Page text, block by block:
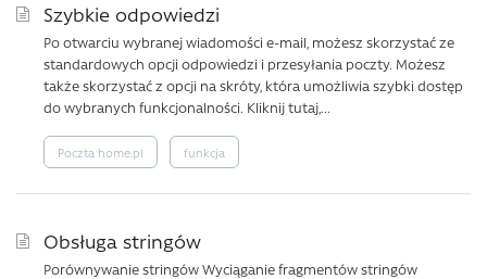
Szybkie odpowiedzi
Po otwarciu wybranej wiadomości e-mail, możesz skorzystać ze
standardowych opcji odpowiedzi i przesyłania poczty. Możesz
także skorzystać z opcji na skróty, która umożliwia szybki dostęp
do wybranych funkcjonalności. Kliknij tutaj,...
Poczta home.pl funkcja
Obsługa stringów
Porównywanie stringów Wyciąganie fragmentów stringów